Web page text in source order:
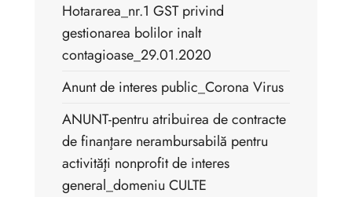
Hotararea_nr.1 GST privind
gestionarea bolilor inalt
contagioase_29.01.2020
Anunt de interes public_Corona Virus
ANUNT-pentru atribuirea de contracte
de finanţare nerambursabilă pentru
activităţi nonprofit de interes
general_domeniu CULTE